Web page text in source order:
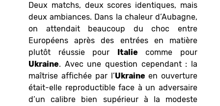
Deux matchs, deux scores identiques, mais
deux ambiances. Dans la chaleur d’Aubagne,
on attendait beaucoup du choc entre
Européens après des entrées en matière
plutôt réussie pour Italie comme pour
Ukraine. Avec une question cependant : la
maîtrise affichée par l’Ukraine en ouverture
était-elle reproductible face à un adversaire
d’un calibre bien supérieur à la modeste